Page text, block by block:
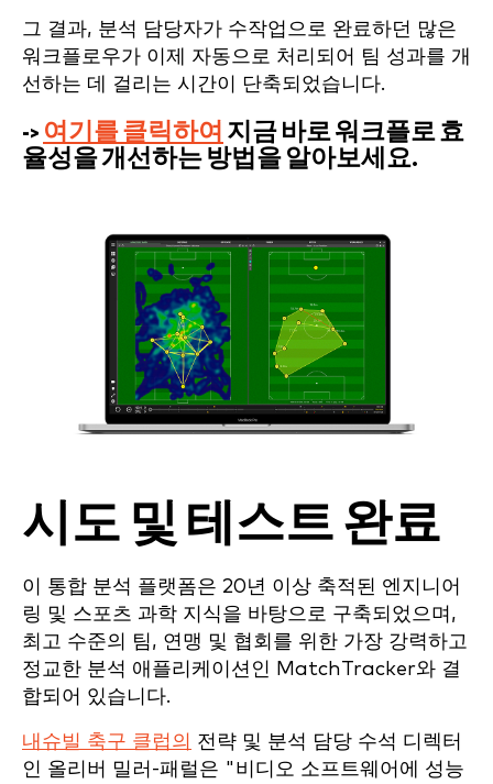
그 결과, 분석 담당자가 수작업으로 완료하던 많은
워크플로우가 이제 자동으로 처리되어 팀 성과를 개
선하는 데 걸리는 시간이 단축되었습니다.
-> 여기를 클릭하여 지금 바로 워크플로 효
율성을 개선하는 방법을 알아보세요.
시도 및 테스트 완료
이 통합 분석 플랫폼은 20년 이상 축적된 엔지니어
링 및 스포츠 과학 지식을 바탕으로 구축되었으며,
최고 수준의 팀, 연맹 및 협회를 위한 가장 강력하고
정교한 분석 애플리케이션인 MatchTracker와 결
합되어 있습니다.
내슈빌 축구 클럽의 전략 및 분석 담당 수석 디렉터
인 올리버 밀러-패럴은 "비디오 소프트웨어에 성능